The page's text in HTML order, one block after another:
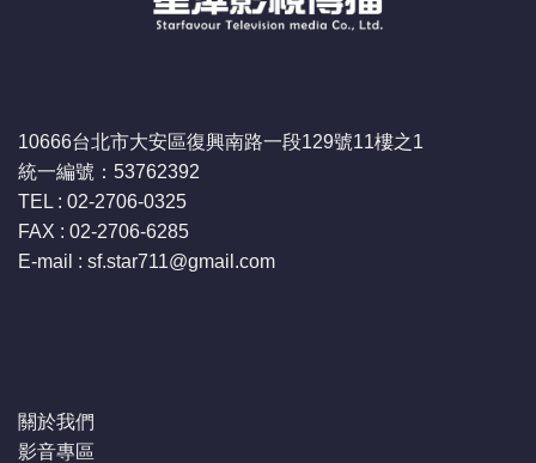
10666台北市大安區復興南路一段129號11樓之1
統一編號：53762392
TEL : 02-2706-0325
FAX : 02-2706-6285
E-mail : sf.star711@gmail.com
關於我們
影音專區